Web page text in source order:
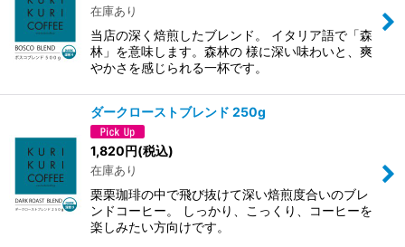
在庫あり
当店の深く焙煎したブレンド。 イタリア語で「森
林」を意味します。森林の 様に深い味わいと、爽
やかさを感じられる一杯です。
ダークローストブレンド 250g
1,820円(税込)
在庫あり
栗栗珈琲の中で飛び抜けて深い焙煎度合いのブレ
ンドコーヒー。 しっかり、こっくり、コーヒーを
楽しみたい方向けです。